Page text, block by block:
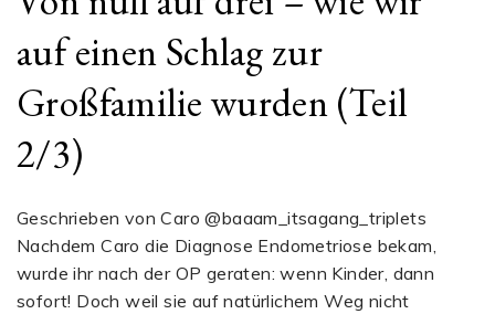
auf einen Schlag zur
Großfamilie wurden (Teil
2/3)
Geschrieben von Caro @baaam_itsagang_triplets
Nachdem Caro die Diagnose Endometriose bekam,
wurde ihr nach der OP geraten: wenn Kinder, dann
sofort! Doch weil sie auf natürlichem Weg nicht